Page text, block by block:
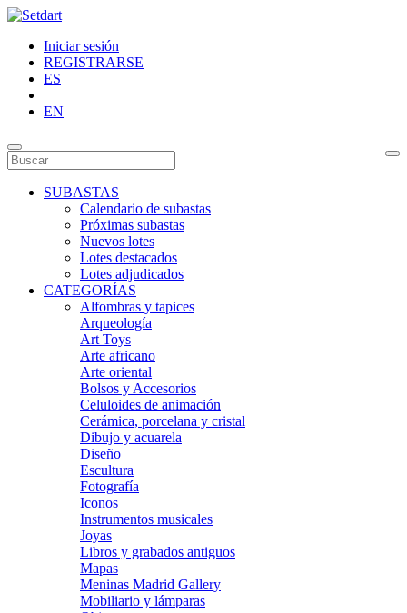
Iniciar sesión
REGISTRARSE
ES
|
EN
SUBASTAS
Calendario de subastas
Próximas subastas
Nuevos lotes
Lotes destacados
Lotes adjudicados
CATEGORÍAS
Alfombras y tapices
Arqueología
Art Toys
Arte africano
Arte oriental
Bolsos y Accesorios
Celuloides de animación
Cerámica, porcelana y cristal
Dibujo y acuarela
Diseño
Escultura
Fotografía
Iconos
Instrumentos musicales
Joyas
Libros y grabados antiguos
Mapas
Meninas Madrid Gallery
Mobiliario y lámparas